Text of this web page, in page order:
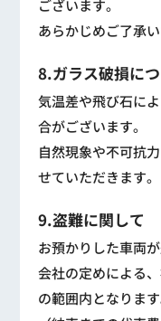
ございます。
あらかじめご了承
8.ガラス破損に
気温差や飛び石に
合がございます。
自然現象や不可抗
せていただきます。
9.盗難に関して
お預かりした車両
会社の定めによる
の範囲内となります